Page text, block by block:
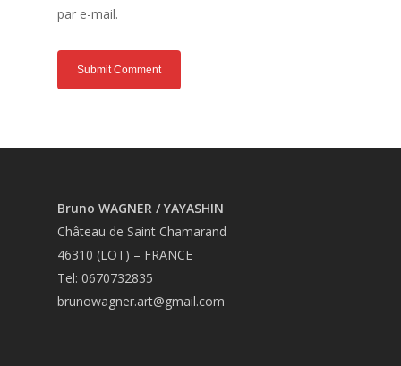
par e-mail.
Bruno WAGNER / YAYASHIN
Château de Saint Chamarand
46310 (LOT) – FRANCE
Tel: 0670732835
brunowagner.art@gmail.com